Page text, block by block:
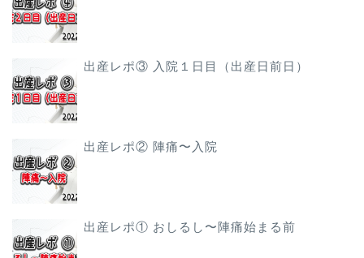
出産レポ③ 入院１日目（出産日前日）
出産レポ② 陣痛〜入院
出産レポ① おしるし〜陣痛始まる前